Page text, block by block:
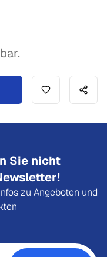
Sie nicht
zu Angeboten und